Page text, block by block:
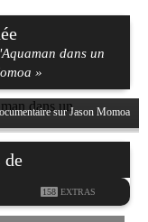
dans un
»
sur Jason Momoa
de
158 EXTRAS